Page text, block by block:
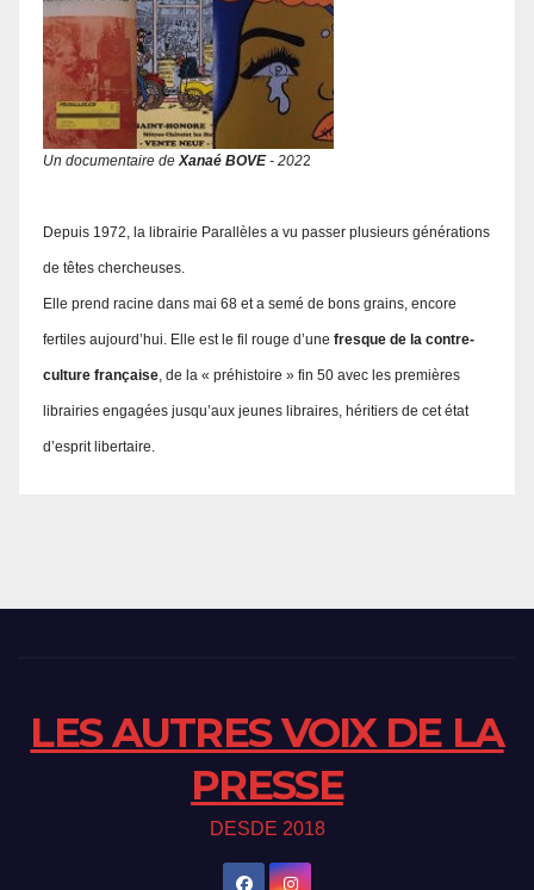
Un documentaire deXanaé BOVE- 2022
Depuis 1972, la librairie Parallèles a vu passer plusieurs générations
de têtes chercheuses.
Elle prend racine dans mai 68 et a semé de bons grains, encore
fertiles aujourd’hui. Elle est le fil rouge d’une fresque de la contre-
culture française, de la « préhistoire » fin 50 avec les premières
librairies engagées jusqu’aux jeunes libraires, héritiers de cet état
d’esprit libertaire.
LES AUTRES VOIX DE LA
PRESSE
DESDE 2018